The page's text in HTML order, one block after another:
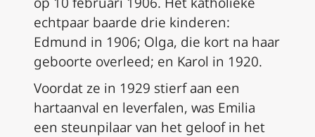
echtpaar baarde drie kinderen:
Edmund in 1906; Olga, die kort na haar
geboorte overleed; en Karol in 1920.
Voordat ze in 1929 stierf aan een
hartaanval en leverfalen, was Emilia
een steunpilaar van het geloof in het